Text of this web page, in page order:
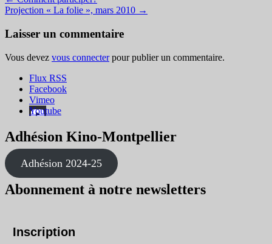
Projection « La folie », mars 2010 →
Laisser un commentaire
Vous devez vous connecterpour publier un commentaire.
Flux RSS
Facebook
Vimeo
Youtube
Adhésion Kino-Montpellier
Adhésion 2024-25
Abonnement à notre newsletters
Inscription